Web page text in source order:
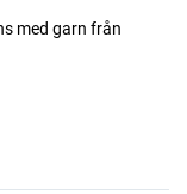
med garn från